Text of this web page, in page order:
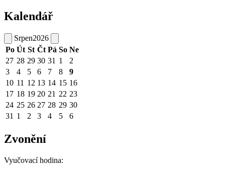
Kalendář
Srpen2026
Po Út St Čt Pá So Ne
27 28 29 30 31 1
2
3
4 5 6 7 8
9
10 11 12 13 14 15 16
17 18 19 20 21 22 23
24 25 26 27 28 29 30
31 1 2 3 4 5 6
Zvonění
Vyučovací hodina: